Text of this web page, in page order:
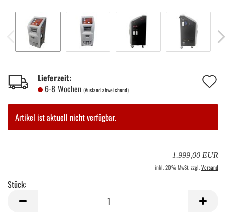
Lieferzeit:
6-8 Wochen (Ausland abweichend)
Artikel ist aktuell nicht verfügbar.
1.999,00 EUR
inkl. 20% MwSt. zzgl.Versand
Stück: